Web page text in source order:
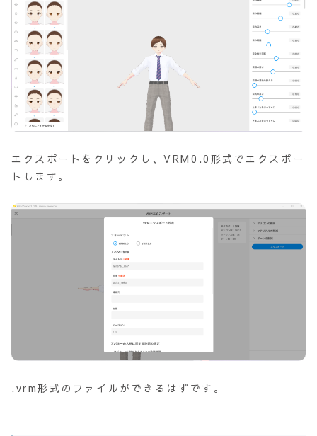
エクスポートをクリックし、VRM0.0形式でエクスポー
トします。
.vrm形式のファイルができるはずです。